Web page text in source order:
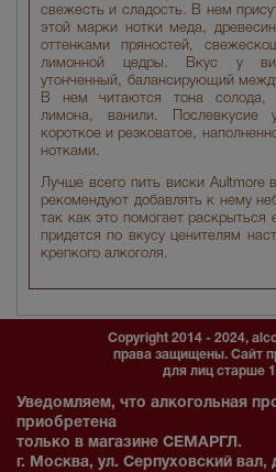
свежесть и сладость. В нем
этой марки нотки меда,
оттенками пряностей,
лимонной цедры. Вкус у
утонченный, балансирующий
В нем читаются тона солода,
лимона, ванили. Послевкусие
короткое и резковатое,
нотками.
Лучше всего пить виски Aultmore
рекомендуют добавлять к нему
так как это помогает раскрыться
придется по вкусу ценителям
крепкого алкоголя.
Copyright 2014 - 2024,
права защищены. Сайт
для лиц старше
Уведомляем, что алкогольная
приобретена
только в магазине СЕМАРГЛ.
г. Москва, ул. Серпуховский